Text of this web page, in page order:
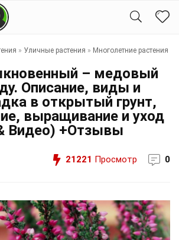
» Уличные растения » Многолетние растения
– медовый
Описание, виды и
в открытый грунт,
выращивание и уход
Видео) +Отзывы
21221 Просмотр 0